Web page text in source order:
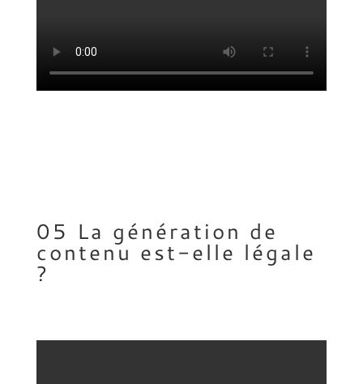
05 La génération de
contenu est-elle légale
?